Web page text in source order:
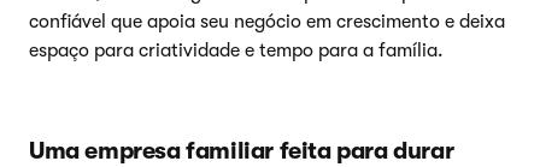
confiável que apoia seu negócio em crescimento e deixa
espaço para criatividade e tempo para a família.
Uma empresa familiar feita para durar